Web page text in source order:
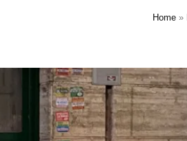
Home »